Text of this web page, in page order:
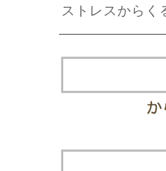
ストレスからく